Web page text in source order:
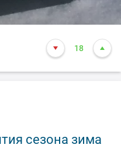
18
сезона зима